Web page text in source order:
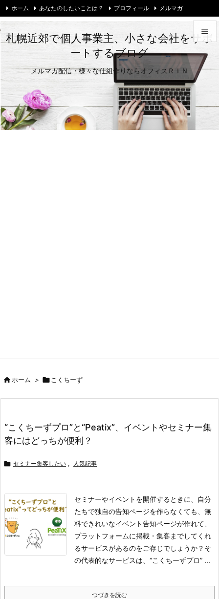
札幌近郊で個人事業主、小さな会社をサポ
ートするブログ
メルマガ配信・様々な仕組作りならオフィスＲＩＮ


メニュ


ホーム あなたのしたいことは？ プロフィール メルマガ
ホーム >  こくちーず
“こくちーずプロ”と“Peatix”、イベントやセミナー集
客にはどっちが便利？
 セミナー集客したい , 人気記事
セミナーやイベントを開催するときに、自分
たちで独自の告知ページを作らなくても、無
料できれいなイベント告知ページが作れて、
プラットフォームに掲載・集客までしてくれ
るサービスがあるのをご存じでしょうか？ そ
の代表的なサービスは、“こくちーずプロ” ...
つづきを読む